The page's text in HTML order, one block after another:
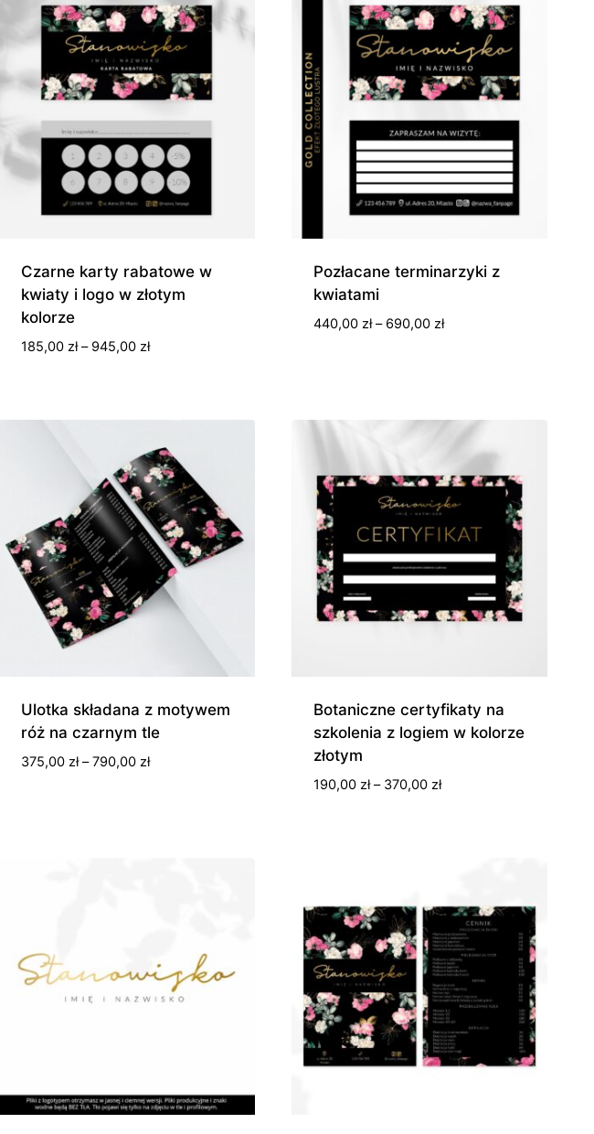
Czarne karty rabatowe w
kwiaty i logo w złotym
kolorze
185,00 zł – 945,00 złZakres
945,00 zł
Pozłacane terminarzyki z
kwiatami
440,00 zł – 690,00 złZakres
690,00 zł
Ulotka składana z motywem
róż na czarnym tle
375,00 zł – 790,00 złZakres
Botaniczne certyfikaty na
szkolenia z logiem w kolorze
złotym
190,00 zł – 370,00 złZakres